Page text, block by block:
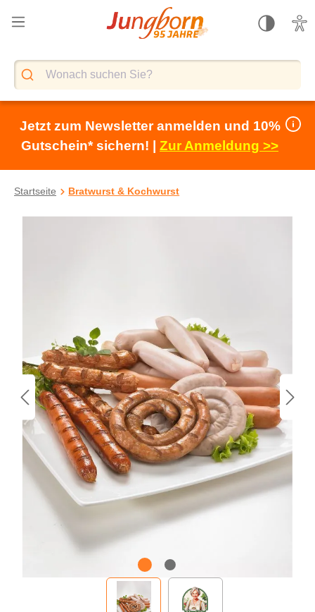
springen
Jetzt zum Newsletter anmelden und 10%
Gutschein* sichern! | Zur Anmeldung >>
Startseite Bratwurst & Kochwurst